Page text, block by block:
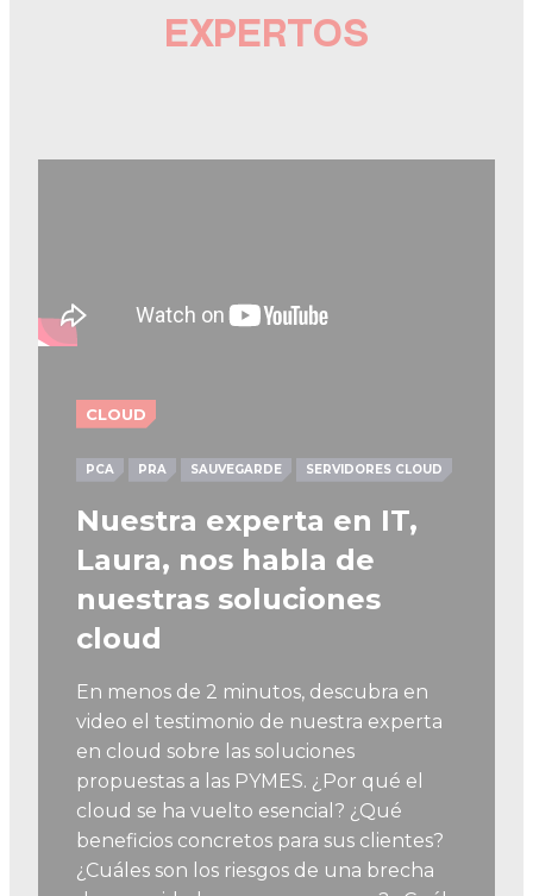
EXPERTOS
CLOUD
PCA PRA SAUVEGARDE SERVIDORES CLOUD
Nuestra experta en IT,
Laura, nos habla de
nuestras soluciones
cloud
En menos de 2 minutos, descubra en
video el testimonio de nuestra experta
en cloud sobre las soluciones
propuestas a las PYMES. ¿Por qué el
cloud se ha vuelto esencial? ¿Qué
beneficios concretos para sus clientes?
¿Cuáles son los riesgos de una brecha